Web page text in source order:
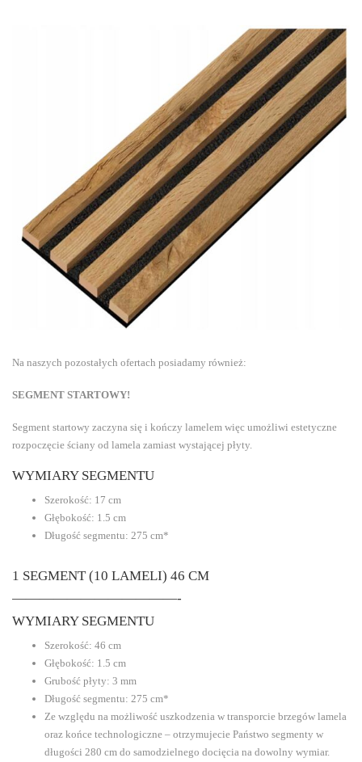
Na naszych pozostałych ofertach posiadamy również:
SEGMENT STARTOWY!
Segment startowy zaczyna się i kończy lamelem więc umożliwi estetyczne
rozpoczęcie ściany od lamela zamiast wystającej płyty.
WYMIARY SEGMENTU
Szerokość: 17 cm
Głębokość: 1.5 cm
Długość segmentu: 275 cm*
1 SEGMENT (10 LAMELI) 46 CM
————————————-
WYMIARY SEGMENTU
Szerokość: 46 cm
Głębokość: 1.5 cm
Grubość płyty: 3 mm
Długość segmentu: 275 cm*
Ze względu na możliwość uszkodzenia w transporcie brzegów lamela
oraz końce technologiczne – otrzymujecie Państwo segmenty w
długości 280 cm do samodzielnego docięcia na dowolny wymiar.